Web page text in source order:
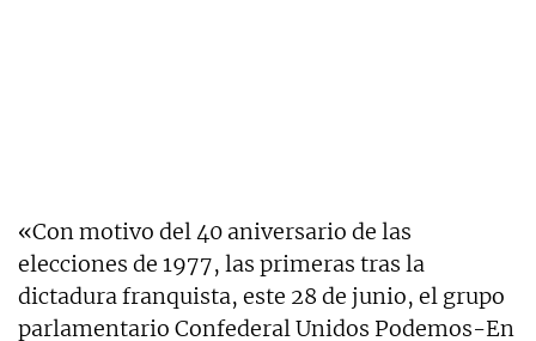
«Con motivo del 40 aniversario de las
elecciones de 1977, las primeras tras la
dictadura franquista, este 28 de junio, el grupo
parlamentario Confederal Unidos Podemos-En